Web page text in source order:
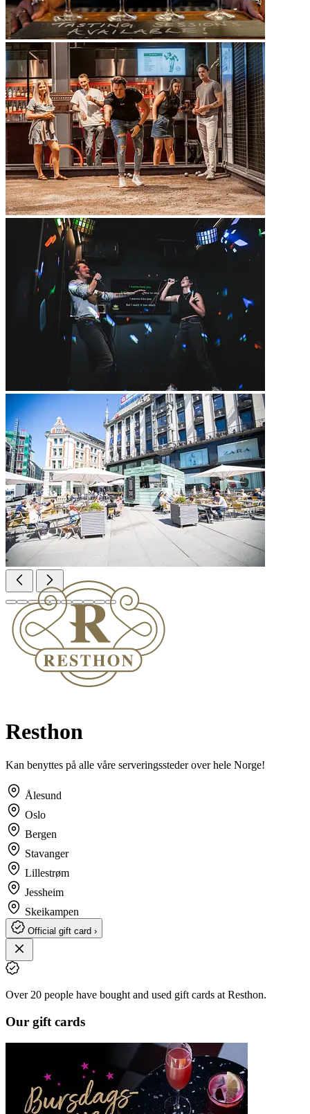
Resthon
Kan benyttes på alle våre serveringssteder over hele Norge!
Ålesund
Oslo
Bergen
Stavanger
Lillestrøm
Jessheim
Skeikampen
Official gift card ›
Over 20 people have bought and used gift cards at Resthon.
Our gift cards